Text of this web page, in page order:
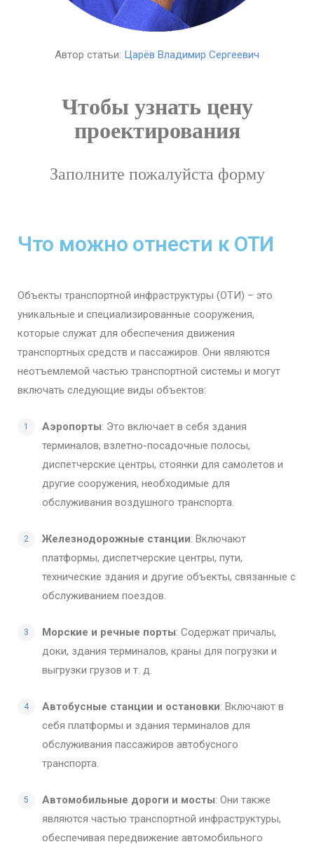
Автор статьи: Царёв Владимир Сергеевич
Чтобы узнать цену
проектирования
Заполните пожалуйста форму
Что можно отнести к ОТИ
Объекты транспортной инфраструктуры (ОТИ) – это
уникальные и специализированные сооружения,
которые служат для обеспечения движения
транспортных средств и пассажиров. Они являются
неотъемлемой частью транспортной системы и могут
включать следующие виды объектов:
Аэропорты: Это включает в себя здания
терминалов, взлетно-посадочные полосы,
диспетчерские центры, стоянки для самолетов и
другие сооружения, необходимые для
обслуживания воздушного транспорта.
Железнодорожные станции: Включают
платформы, диспетчерские центры, пути,
технические здания и другие объекты, связанные с
обслуживанием поездов.
Морские и речные порты: Содержат причалы,
доки, здания терминалов, краны для погрузки и
выгрузки грузов и т. д.
Автобусные станции и остановки: Включают в
себя платформы и здания терминалов для
обслуживания пассажиров автобусного
транспорта.
Автомобильные дороги и мосты: Они также
являются частью транспортной инфраструктуры,
обеспечивая передвижение автомобильного